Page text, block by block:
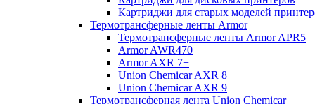
Картриджи для старых моделей
Термотрансферные ленты Armor
Термотрансферные ленты Armor APR5
Armor AWR470
Armor AXR 7+
Union Chemicar AXR 8
Union Chemicar AXR 9
Термотрансферная лента Union Chemicar